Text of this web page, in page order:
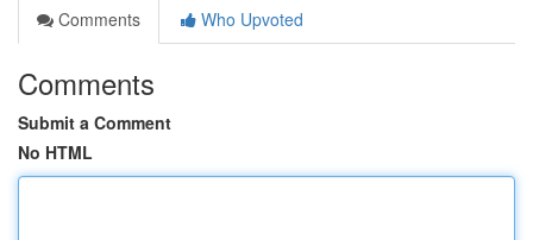
Comments
Who Upvoted
Comments
Submit a Comment
No HTML